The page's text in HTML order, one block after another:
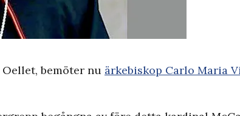
bemöter nu ärkebiskop Carlo Maria